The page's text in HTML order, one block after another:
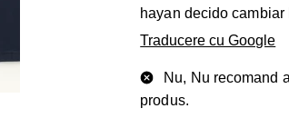
hayan decido cambiar
Traducere cu Google
Nu, Nu recomand
produs.